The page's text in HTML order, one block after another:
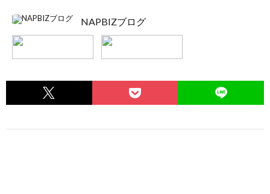
NAPBIZブログ